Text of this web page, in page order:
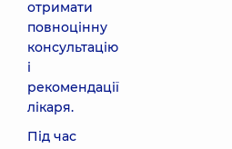
отримати
повноцінну
консультацію
і
рекомендації
лікаря.
Під час